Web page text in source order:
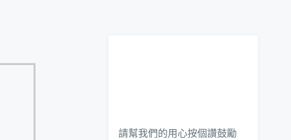
請幫我們的用心按個讚鼓勵